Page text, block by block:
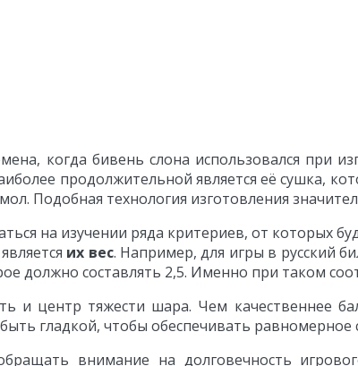
когда бивень слона использовался при
продолжительной является её сушка,
Подобная технология изготовления
на изучении ряда критериев, от которых
их вес. Например, для игры в русский
должно составлять 2,5. Именно при таком
и центр тяжести шара. Чем качественнее
гладкой, чтобы обеспечивать равномерное
внимание на долговечность